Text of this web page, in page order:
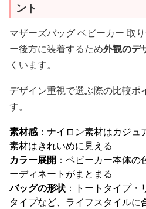
ント
マザーズバッグ ベビーカー 取
ー後方に装着するため外観のデ
くいます。
デザイン重視で選ぶ際の比較ポ
す。
素材感：ナイロン素材はカジュ
素材はきれいめに見える
カラー展開 ：ベビーカー本体
ーディネートがまとまる
バッグの形状 ：トートタイプ
タイプなど、ライフスタイルに